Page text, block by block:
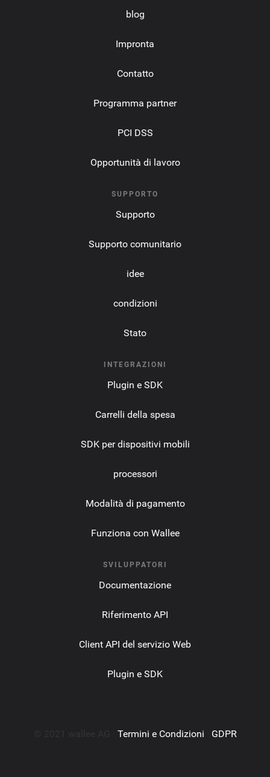
blog
Impronta
Contatto
Programma partner
PCI DSS
Opportunità di lavoro
SUPPORTO
Supporto
Supporto comunitario
idee
condizioni
Stato
INTEGRAZIONI
Plugin e SDK
Carrelli della spesa
SDK per dispositivi mobili
processori
Modalità di pagamento
Funziona con Wallee
SVILUPPATORI
Documentazione
Riferimento API
Client API del servizio Web
Plugin e SDK
Termini e Condizioni GDPR